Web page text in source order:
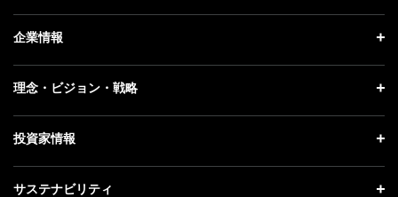
ニュース トップ
プレスリリース
更新情報
企業情報
企業情報 トップ
社長メッセージ
事業紹介
理念・ビジョン・戦略
理念・ビジョン・戦略 トップ
成長戦略「Activate AI for Society」
投資家情報
投資家情報 トップ
サステナビリティ